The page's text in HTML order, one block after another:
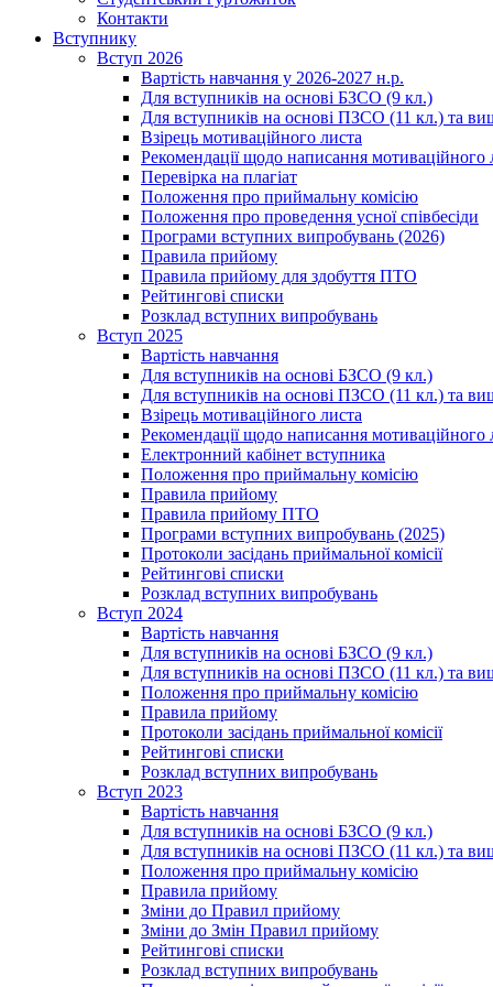
Контакти
Вступнику
Вступ 2026
Вартість навчання у 2026-2027 н.р.
Для вступників на основі БЗСО (9 кл.)
Для вступників на основі ПЗСО (11 кл.) та
Взірець мотиваційного листа
Рекомендації щодо написання мотиваційного
Перевірка на плагіат
Положення про приймальну комісію
Положення про проведення усної співбесіди
Програми вступних випробувань (2026)
Правила прийому
Правила прийому для здобуття ПТО
Рейтингові списки
Розклад вступних випробувань
Вступ 2025
Вартість навчання
Для вступників на основі БЗСО (9 кл.)
Для вступників на основі ПЗСО (11 кл.) та
Взірець мотиваційного листа
Рекомендації щодо написання мотиваційного
Електронний кабінет вступника
Положення про приймальну комісію
Правила прийому
Правила прийому ПТО
Програми вступних випробувань (2025)
Протоколи засідань приймальної комісії
Рейтингові списки
Розклад вступних випробувань
Вступ 2024
Вартість навчання
Для вступників на основі БЗСО (9 кл.)
Для вступників на основі ПЗСО (11 кл.) та
Положення про приймальну комісію
Правила прийому
Протоколи засідань приймальної комісії
Рейтингові списки
Розклад вступних випробувань
Вступ 2023
Вартість навчання
Для вступників на основі БЗСО (9 кл.)
Для вступників на основі ПЗСО (11 кл.) та
Положення про приймальну комісію
Правила прийому
Зміни до Правил прийому
Зміни до Змін Правил прийому
Рейтингові списки
Розклад вступних випробувань